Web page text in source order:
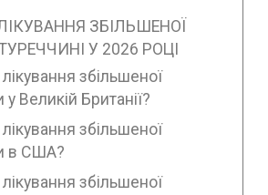
ЗБІЛЬШЕНОЇ
У 2026 РОЦІ
лікування збільшеної
у Великій Британії?
лікування збільшеної
в США?
лікування збільшеної